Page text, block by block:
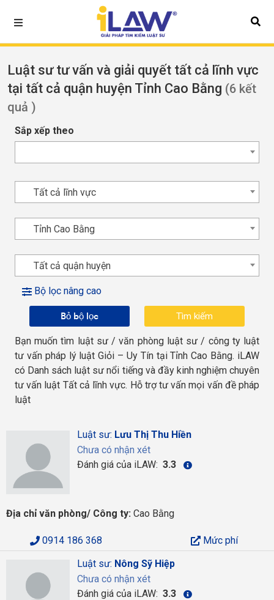
Luật sư tư vấn và giải quyết tất cả lĩnh vực
tại tất cả quận huyện Tỉnh Cao Bằng (6 kết
quả )
Sắp xếp theo
Tất cả lĩnh vực
Tỉnh Cao Bằng
Tất cả quận huyện
Bộ lọc nâng cao
Bỏ bộ lọc
Bạn muốn tìm luật sư / văn phòng luật sư / công ty luật
tư vấn pháp lý luật Giỏi – Uy Tín tại Tỉnh Cao Bằng. iLAW
có Danh sách luật sư nổi tiếng và đầy kinh nghiệm chuyên
tư vấn luật Tất cả lĩnh vực. Hỗ trợ tư vấn mọi vấn đề pháp
luật
Luật sư: Lưu Thị Thu Hiền
Chưa có nhận xét
Đánh giá của iLAW: 3.3
Địa chỉ văn phòng/ Công ty: Cao Bằng
0914 186 368
Mức phí
Luật sư: Nông Sỹ Hiệp
Chưa có nhận xét
Đánh giá của iLAW: 3.3